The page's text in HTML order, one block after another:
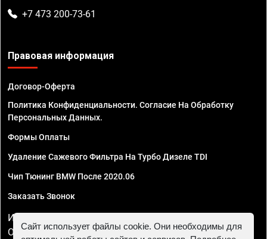
+7 473 200-73-61
Правовая информация
Договор-Оферта
Политика Конфиденциальности. Согласие На Обработку
Персональных Данных.
Формы Оплаты
Удаление Сажевого Фильтра На Турбо Дизеле TDI
Чип Тюнинг BMW После 2020.06
Заказать Звонок
ИП Смирнов Георгий Павлович. ИНН 781302555843,
ОГРНИП 324470400032610
Сайт использует файлы cookie. Они необходимы для